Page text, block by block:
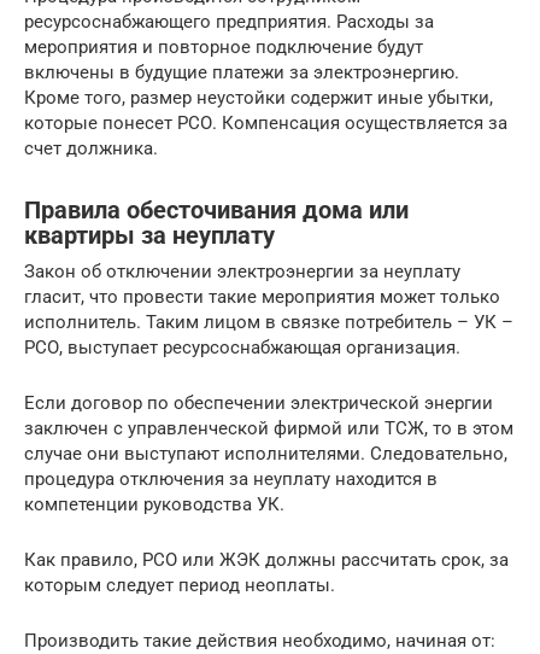
ресурсоснабжающего предприятия. Расходы за
мероприятия и повторное подключение будут
включены в будущие платежи за электроэнергию.
Кроме того, размер неустойки содержит иные убытки,
которые понесет РСО. Компенсация осуществляется за
счет должника.
Правила обесточивания дома или
квартиры за неуплату
Закон об отключении электроэнергии за неуплату
гласит, что провести такие мероприятия может только
исполнитель. Таким лицом в связке потребитель – УК –
РСО, выступает ресурсоснабжающая организация.
Если договор по обеспечении электрической энергии
заключен с управленческой фирмой или ТСЖ, то в этом
случае они выступают исполнителями. Следовательно,
процедура отключения за неуплату находится в
компетенции руководства УК.
Как правило, РСО или ЖЭК должны рассчитать срок, за
которым следует период неоплаты.
Производить такие действия необходимо, начиная от: